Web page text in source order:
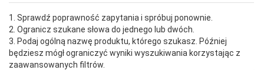
1. Sprawdź poprawność zapytania i spróbuj ponownie.
2. Ogranicz szukane słowa do jednego lub dwóch.
3. Podaj ogólną nazwę produktu, którego szukasz. Później
będziesz mógł ograniczyć wyniki wyszukiwania korzystając z
zaawansowanych filtrów.